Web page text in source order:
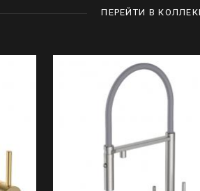
ПЕРЕЙТИ В